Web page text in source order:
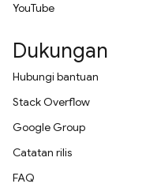
YouTube
Dukungan
Hubungi bantuan
Stack Overflow
Google Group
Catatan rilis
FAQ